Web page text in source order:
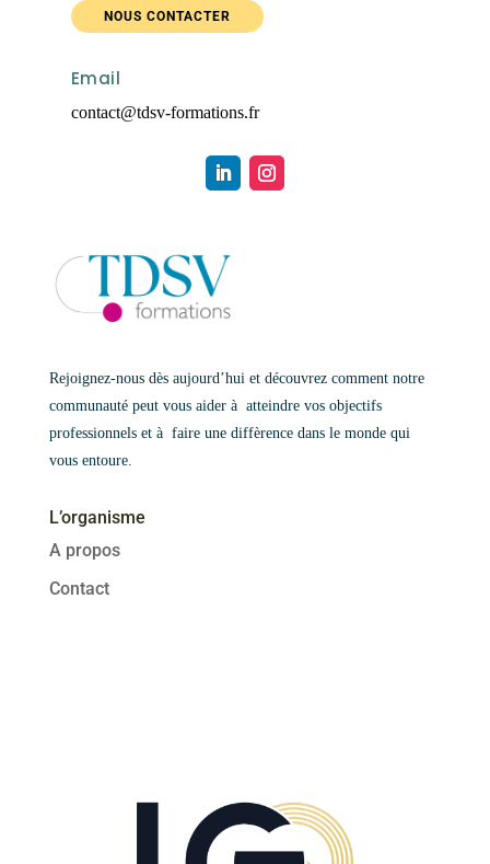
NOUS CONTACTER
Email
contact@tdsv-formations.fr
Rejoignez-nous dès aujourd’hui et découvrez comment notre
communauté peut vous aider à atteindre vos objectifs
professionnels et à faire une diffèrence dans le monde qui
vous entoure.
L’organisme
A propos
Contact